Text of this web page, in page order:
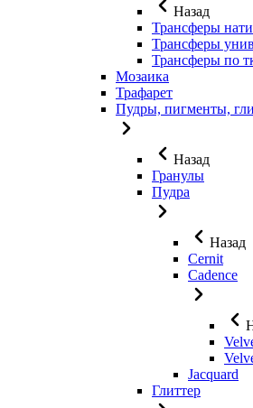
Назад
Трансферы
Трансферы
Трансферы по
Мозаика
Трафарет
Пудры, пигменты,
Назад
Гранулы
Пудра
Назад
Cernit
Cadence
Jaсquard
Глиттер